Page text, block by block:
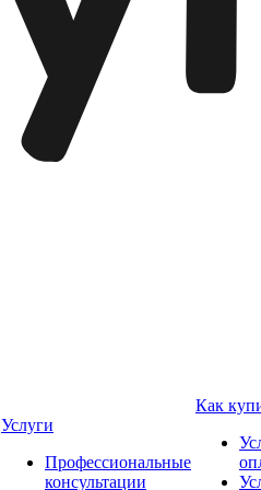
Услуги
Профессиональные
консультации
Как